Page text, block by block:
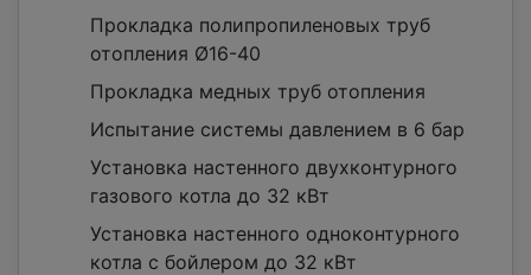
Прокладка полипропиленовых труб
отопления Ø16-40
Прокладка медных труб отопления
Испытание системы давлением в 6 бар
Установка настенного двухконтурного
газового котла до 32 кВт
Установка настенного одноконтурного
котла с бойлером до 32 кВт